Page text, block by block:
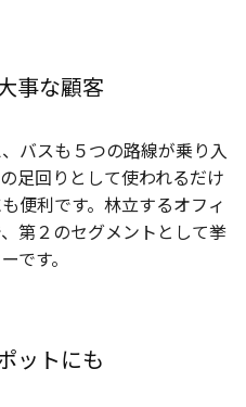
事な顧客
バスも５つの路線が乗り入
足回りとして使われるだけ
便利です。林立するオフィ
第２のセグメントとして挙
です。
ットにも